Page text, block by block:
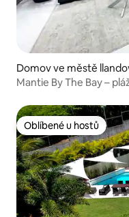
Domov ve městě
Mantie By The Bay –
Oblíbené u hostů
Oblíbené u hostů